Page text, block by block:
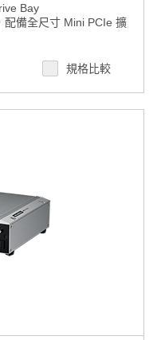
Bay
配備全尺寸 Mini PCIe 擴
4 x USB 3.0
、LPT、DI/DO 及
選配
IoT
WISE-PaaS RMM
規格比較